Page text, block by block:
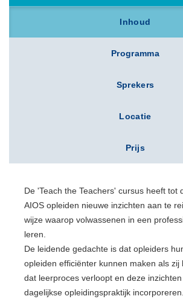
Inhoud
Programma
Sprekers
Locatie
Prijs
De 'Teach the Teachers' cursus heeft tot
AIOS opleiden nieuwe inzichten aan te
wijze waarop volwassenen in een
leren.
De leidende gedachte is dat opleiders
opleiden efficiënter kunnen maken als zij
dat leerproces verloopt en deze
dagelijkse opleidingspraktijk incorporeren.